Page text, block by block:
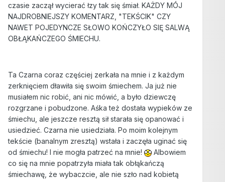
czasie zaczął wycierać łzy tak się śmiał. KAŻDY MÓJ
NAJDROBNIEJSZY KOMENTARZ, "TEKŚCIK" CZY
NAWET POJEDYNCZE SŁOWO KOŃCZYŁO SIĘ SALWĄ
OBŁĄKAŃCZEGO ŚMIECHU.
Ta Czarna coraz częściej zerkała na mnie i z każdym
zerknięciem dławiła się swoim śmiechem. Ja już nie
musiałem nic robić, ani nic mówić, a było dziewczę
rozgrzane i pobudzone. Aśka też dostała wypieków ze
śmiechu, ale jeszcze resztą sił starała się opanować i
usiedzieć. Czarna nie usiedziała. Po moim kolejnym
tekście (banalnym zresztą) wstała i zaczęła uginać się
od śmiechu! I nie mogła patrzeć na mnie!
Albowiem
co się na mnie popatrzyła miała tak obłąkańczą
śmiechawę, że wybaczcie, ale nie szło nad kobietą